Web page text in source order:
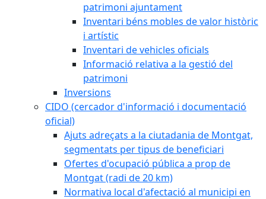
patrimoni ajuntament
Inventari béns mobles de valor històric
i artístic
Inventari de vehicles oficials
Informació relativa a la gestió del
patrimoni
Inversions
CIDO (cercador d'informació i documentació
oficial)
Ajuts adreçats a la ciutadania de Montgat,
segmentats per tipus de beneficiari
Ofertes d'ocupació pública a prop de
Montgat (radi de 20 km)
Normativa local d'afectació al municipi en